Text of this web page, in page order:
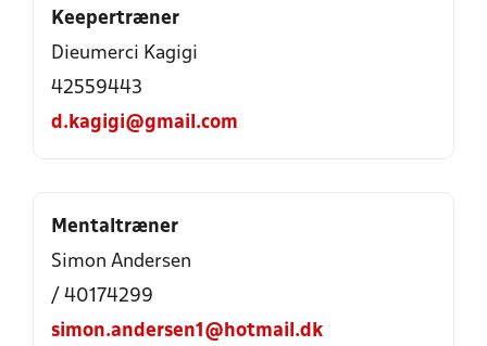
Keepertræner
Dieumerci Kagigi
42559443
d.kagigi@gmail.com
Mentaltræner
Simon Andersen
/ 40174299
simon.andersen1@hotmail.dk